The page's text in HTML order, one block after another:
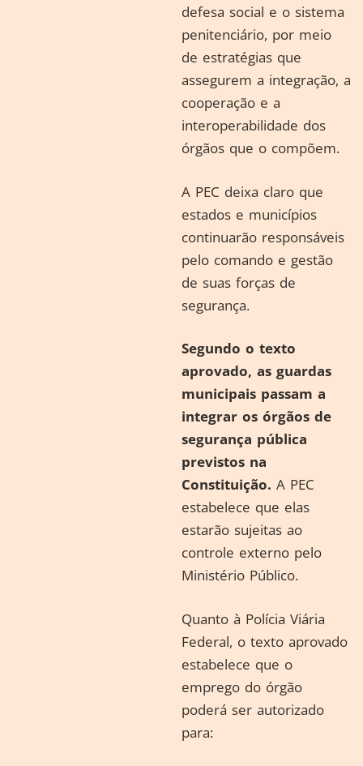
defesa social e o sistema
penitenciário, por meio
de estratégias que
assegurem a integração, a
cooperação e a
interoperabilidade dos
órgãos que o compõem.
A PEC deixa claro que
estados e municípios
continuarão responsáveis
pelo comando e gestão
de suas forças de
segurança.
Segundo o texto
aprovado, as guardas
municipais passam a
integrar os órgãos de
segurança pública
previstos na
Constituição. A PEC
estabelece que elas
estarão sujeitas ao
controle externo pelo
Ministério Público.
Quanto à Polícia Viária
Federal, o texto aprovado
estabelece que o
emprego do órgão
poderá ser autorizado
para: